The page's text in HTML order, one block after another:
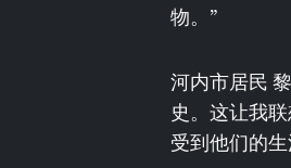
物。”
河内市居民
史。这让我
受到他们的